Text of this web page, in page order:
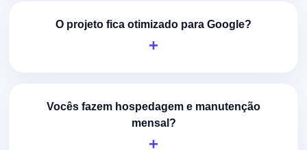
O projeto fica otimizado para Google?
Vocês fazem hospedagem e manutenção
mensal?